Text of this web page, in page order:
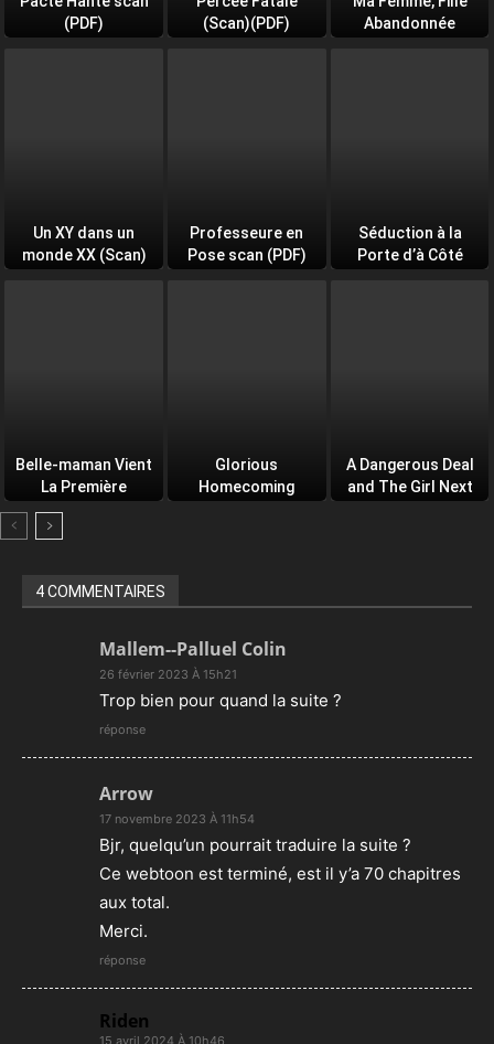
(PDF)
(Scan)(PDF)
Abandonnée
Un XY dans un
monde XX (Scan)
Professeure en
Pose scan (PDF)
Séduction à la
Porte d’à Côté
Belle-maman Vient
La Première
Glorious
Homecoming
A Dangerous Deal
and The Girl Next
4 COMMENTAIRES
Mallem--Palluel Colin
26 février 2023 À 15h21
Trop bien pour quand la suite ?
réponse
Arrow
17 novembre 2023 À 11h54
Bjr, quelqu’un pourrait traduire la suite ?
Ce webtoon est terminé, est il y’a 70 chapitres
aux total.
Merci.
réponse
Riden
15 avril 2024 À 10h46